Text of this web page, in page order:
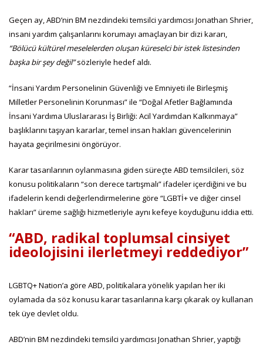
Geçen ay, ABD’nin BM nezdindeki temsilci yardımcısı Jonathan Shrier,
insani yardım çalışanlarını korumayı amaçlayan bir dizi kararı,
“Bölücü kültürel meselelerden oluşan küreselci bir istek listesinden
başka bir şey değil”sözleriyle hedef aldı.
“İnsani Yardım Personelinin Güvenliği ve Emniyeti ile Birleşmiş
Milletler Personelinin Korunması” ile “Doğal Afetler Bağlamında
İnsani Yardıma Uluslararası İş Birliği: Acil Yardımdan Kalkınmaya”
başlıklarını taşıyan kararlar, temel insan hakları güvencelerinin
hayata geçirilmesini öngörüyor.
Karar tasarılarının oylanmasına giden süreçte ABD temsilcileri, söz
konusu politikaların “son derece tartışmalı” ifadeler içerdiğini ve bu
ifadelerin kendi değerlendirmelerine göre “LGBTİ+ ve diğer cinsel
hakları” üreme sağlığı hizmetleriyle aynı kefeye koyduğunu iddia etti.
“ABD, radikal toplumsal cinsiyet
ideolojisini ilerletmeyi reddediyor”
LGBTQ+ Nation’a göre ABD, politikalara yönelik yapılan her iki
oylamada da söz konusu karar tasarılarına karşı çıkarak oy kullanan
tek üye devlet oldu.
ABD’nin BM nezdindeki temsilci yardımcısı Jonathan Shrier, yaptığı